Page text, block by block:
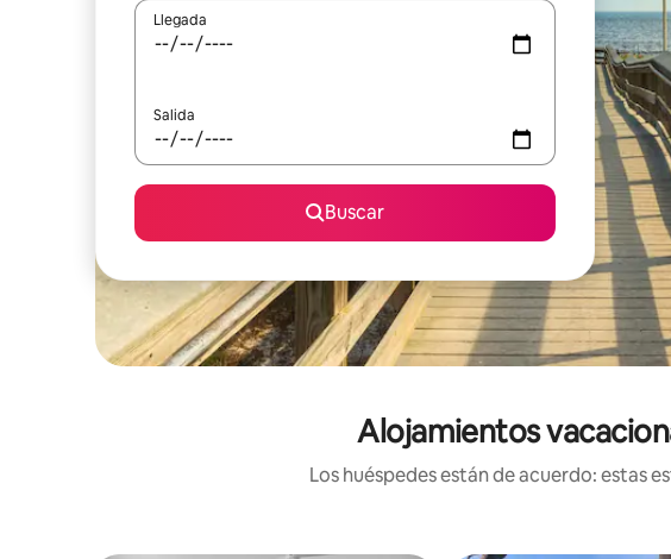
Llegada
Salida
Buscar
Alojamientos
Los huéspedes están de acuerdo: estas